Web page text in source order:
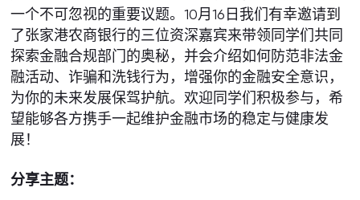
一个不可忽视的重要议题。10月16日我们有幸邀请到
了张家港农商银行的三位资深嘉宾来带领同学们共同
探索金融合规部门的奥秘，并会介绍如何防范非法金
融活动、诈骗和洗钱行为，增强你的金融安全意识，
为你的未来发展保驾护航。欢迎同学们积极参与，希
望能够各方携手一起维护金融市场的稳定与健康发
展！
分享主题：